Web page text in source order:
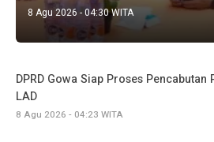
8 Agu 2026 - 04:30 WITA
DPRD Gowa Siap Proses Pencabutan
LAD
8 Agu 2026 - 04:23 WITA